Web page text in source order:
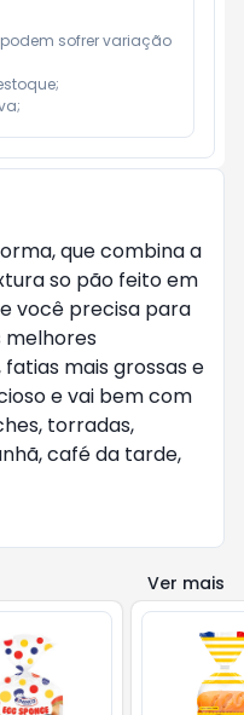
sofrer variação
que combina a
so pão feito em
você precisa para
melhores
mais grossas e
e vai bem com
torradas,
café da tarde,
Ver mais